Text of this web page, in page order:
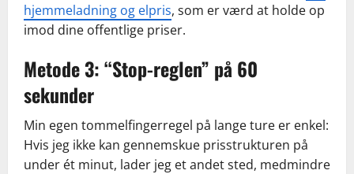
hjemmeladning og elpris, som er værd at holde op
imod dine offentlige priser.
Metode 3: “Stop-reglen” på 60
sekunder
Min egen tommelfingerregel på lange ture er enkel:
Hvis jeg ikke kan gennemskue prisstrukturen på
under ét minut, lader jeg et andet sted, medmindre